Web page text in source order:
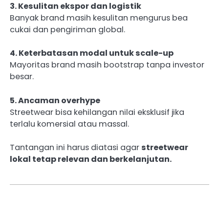
3. Kesulitan ekspor dan logistik
Banyak brand masih kesulitan mengurus bea
cukai dan pengiriman global.
4. Keterbatasan modal untuk scale-up
Mayoritas brand masih bootstrap tanpa investor
besar.
5. Ancaman overhype
Streetwear bisa kehilangan nilai eksklusif jika
terlalu komersial atau massal.
Tantangan ini harus diatasi agar streetwear
lokal tetap relevan dan berkelanjutan.